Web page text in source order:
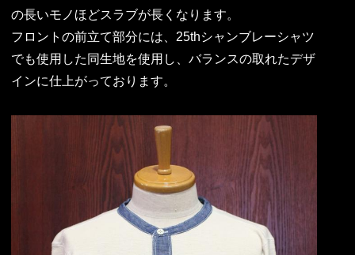
の長いモノほどスラブが長くなります。
フロントの前立て部分には、25thシャンブレーシャツ
でも使用した同生地を使用し、バランスの取れたデザ
インに仕上がっております。